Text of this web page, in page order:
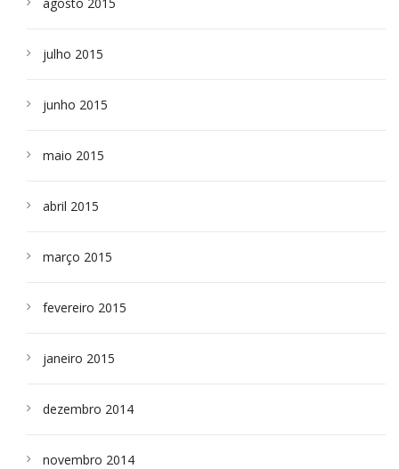
julho 2015
junho 2015
maio 2015
abril 2015
março 2015
fevereiro 2015
janeiro 2015
dezembro 2014
novembro 2014